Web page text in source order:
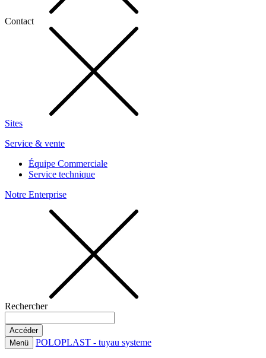
Contact
Sites
Service & vente
Équipe Commerciale
Service technique
Notre Enterprise
Rechercher
Menü POLOPLAST - tuyau systeme